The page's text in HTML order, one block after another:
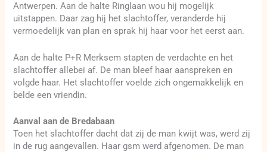
Antwerpen. Aan de halte Ringlaan wou hij mogelijk
uitstappen. Daar zag hij het slachtoffer, veranderde hij
vermoedelijk van plan en sprak hij haar voor het eerst aan.
Aan de halte P+R Merksem stapten de verdachte en het
slachtoffer allebei af. De man bleef haar aanspreken en
volgde haar. Het slachtoffer voelde zich ongemakkelijk en
belde een vriendin.
Aanval aan de Bredabaan
Toen het slachtoffer dacht dat zij de man kwijt was, werd zij
in de rug aangevallen. Haar gsm werd afgenomen. De man